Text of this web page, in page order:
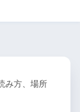
み方、場所